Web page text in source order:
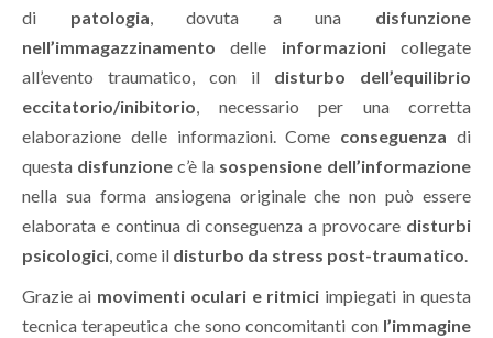
di patologia, dovuta a una disfunzione
nell’immagazzinamento delle informazionicollegate
all’evento traumatico, con il disturbo dell’equilibrio
eccitatorio/inibitorio, necessario per una corretta
elaborazione delle informazioni. Come conseguenza di
questa disfunzione c’è la sospensione dell’informazione
nella sua forma ansiogena originale che non può essere
elaborata e continua di conseguenza a provocare disturbi
psicologici, come il disturbo da stress post-traumatico.
Grazie ai movimenti oculari e ritmici impiegati in questa
tecnica terapeutica che sono concomitanti con l’immagine